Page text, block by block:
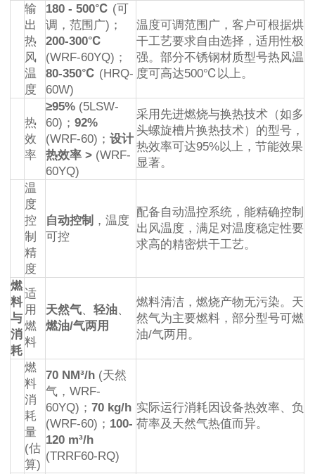
输
出
热
风
温
度
180 - 500℃ (可
调，范围广)；
200-300℃
(WRF-60YQ)；
80-350℃ (HRQ-
60W)
温度可调范围广，客户可根据烘
干工艺要求自由选择，适用性极
强。部分不锈钢材质型号热风温
度可高达500℃以上。
热
效
率
≥95% (5LSW-
60)；92%
(WRF-60)；设计
热效率 > (WRF-
60YQ)
采用先进燃烧与换热技术（如多
头螺旋槽片换热技术）的型号，
热效率可达95%以上，节能效果
显著。
温
度
控
制
精
度
自动控制 ，温度
可控
配备自动温控系统，能精确控制
出风温度，满足对温度稳定性要
求高的精密烘干工艺。
燃
料
与
消
耗
适
用
燃
料
天然气、轻油、
燃油/气两用
燃料清洁，燃烧产物无污染。天
然气为主要燃料，部分型号可燃
油/气两用。
燃
料
消
耗
量
(估
算)
70 NM³/h (天然
气，WRF-
60YQ)；70 kg/h
(WRF-60)； 100-
120 m³/h
(TRRF60-RQ)
实际运行消耗因设备热效率、负
荷率及天然气热值而异。